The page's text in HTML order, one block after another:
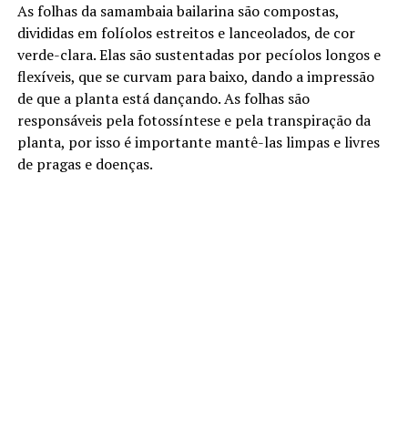
As folhas da samambaia bailarina são compostas,
divididas em folíolos estreitos e lanceolados, de cor
verde-clara. Elas são sustentadas por pecíolos longos e
flexíveis, que se curvam para baixo, dando a impressão
de que a planta está dançando. As folhas são
responsáveis pela fotossíntese e pela transpiração da
planta, por isso é importante mantê-las limpas e livres
de pragas e doenças.